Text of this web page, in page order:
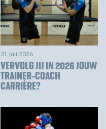
31 juli 2026
VERVOLG JIJ IN 2026 JOUW
TRAINER-COACH
CARRIÈRE?